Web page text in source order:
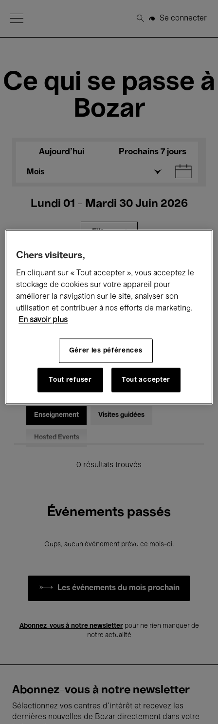
Open Menu
Rechercher
Se connecter
Ce qui se passe à
Bozar
Aujourd'hui Prochains 7 jours
Mois
Lundi 01 - Mardi 30 Juin 2026
Filtres
Expositions Films Performances
Rencontres & Débats Jazz
Musique électronique
Pour tous Kids’ Palace
Enseignement Visites guidées
Hosted Events
0 résultats trouvés
Événements passés
Oups, aucun événement prévu ce mois-ci.
Les événements du mois prochain
Abonnez-vous à notre newsletterpour ne rien manquer de
notre actualité
Abonnez-vous à notre newsletter
Sélectionnez vos centres d'intérêt et recevez les
dernières nouvelles de Bozar directement dans votre
Chers visiteurs,
En cliquant sur « Tout accepter », vous acceptez le
stockage de cookies sur votre appareil pour
améliorer la navigation sur le site, analyser son
utilisation et contribuer à nos efforts de marketing.
En savoir plus
Gérer les péférences
Tout refuser Tout accepter